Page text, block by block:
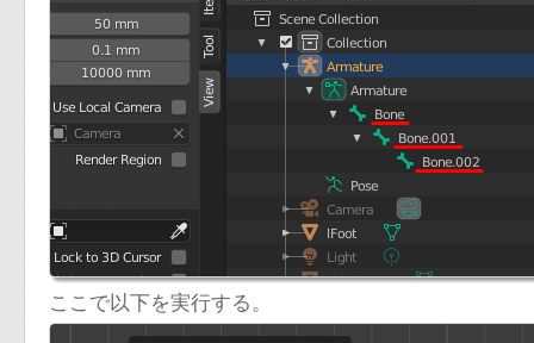
ここで以下を実行する。